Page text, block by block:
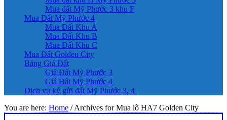
Mua đất Mỹ Phước 3 khu F
Mua Đất Mỹ Phước 4
Mua Đất Khu A
Mua Đất Khu B
Mua Đất Khu C
Mua Đất Golden City
Bảng Giá Đất
Giá Đất Mỹ Phước 3
Giá Đất Mỹ Phước 4
Dịch vụ ký gửi đất Mỹ Phước 3, 4
You are here: Home /Archives for Mua lô HA7 Golden City